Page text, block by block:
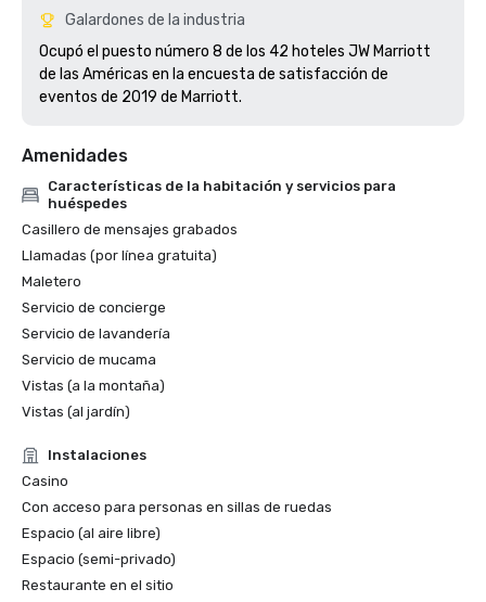
Galardones de la industria
Ocupó el puesto número 8 de los 42 hoteles JW Marriott
de las Américas en la encuesta de satisfacción de
Amenidades
Características de la habitación y servicios para
huéspedes
Casillero de mensajes grabados
Llamadas (por línea gratuita)
Maletero
Servicio de concierge
Servicio de lavandería
Servicio de mucama
Vistas (a la montaña)
Vistas (al jardín)
Instalaciones
Casino
Con acceso para personas en sillas de ruedas
Espacio (al aire libre)
Espacio (semi-privado)
Restaurante en el sitio